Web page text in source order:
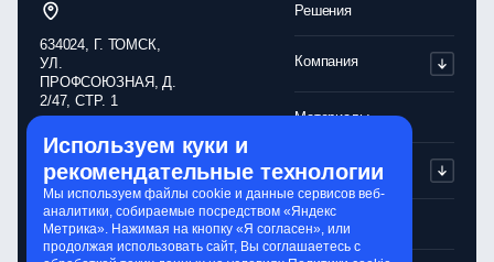
Решения
Компания
Материалы
Партнерам
Контакты
634024, Г. ТОМСК,
УЛ.
ПРОФСОЮЗНАЯ, Д.
2/47, СТР. 1
Обработка
персональных
данных
Политика
конфиденциальности
Используем куки и
рекомендательные технологии
Мы используем файлы cookie и данные сервисов веб-
аналитики, собираемые посредством «Яндекс
Метрика». Нажимая на кнопку «Я согласен», или
продолжая использовать сайт, Вы соглашаетесь с